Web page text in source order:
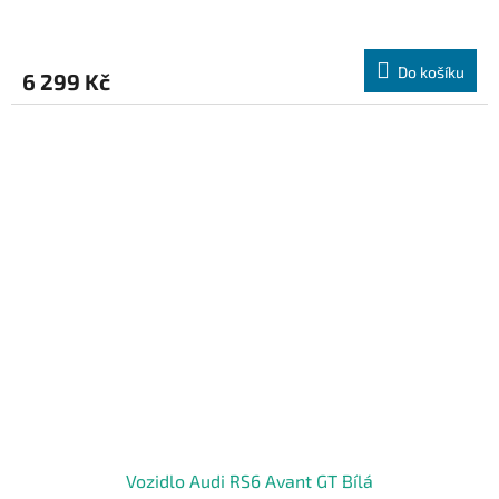
6 299 Kč Do košíku
Vozidlo Audi RS6 Avant GT Bílá